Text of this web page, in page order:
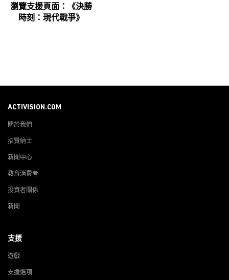
瀏覽支援頁面：《決勝
時刻：現代戰爭》
ACTIVISION.COM
關於我們
招賢納士
新聞中心
教育消費者
投資者關係
新聞
支援
遊戲
支援選項